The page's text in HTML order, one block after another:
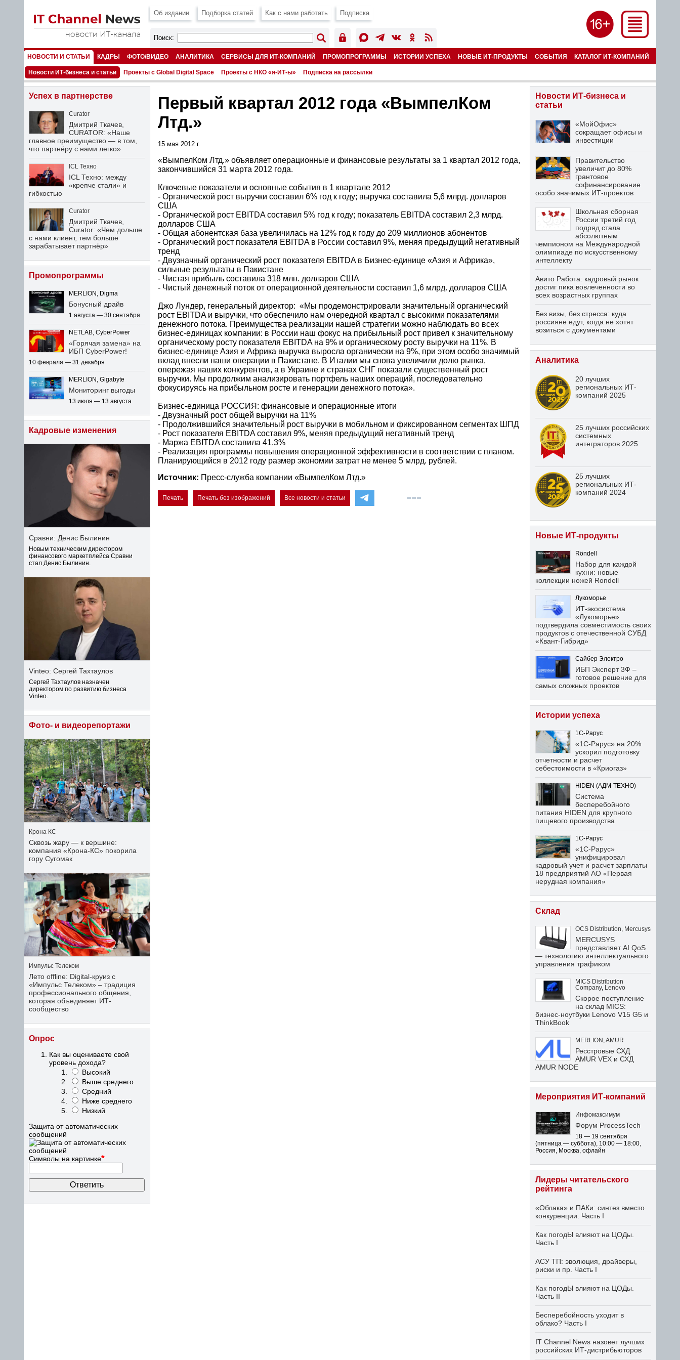
Об издании Подборка статей Как с нами работать Подписка
Поиск:
НОВОСТИ И СТАТЬИ КАДРЫ ФОТО/ВИДЕО АНАЛИТИКА СЕРВИСЫ ДЛЯ ИТ-КОМПАНИЙ ПРОМОПРОГРАММЫ ИСТОРИИ УСПЕХА НОВЫЕ ИТ-ПРОДУКТЫ СОБЫТИЯ КАТАЛОГ ИТ-КОМПАНИЙ
НОМЕРА
Новости ИТ-бизнеса и статьи Проекты с Global Digital Space Проекты с НКО «я-ИТ-ы» Подписка на рассылки
Первый квартал 2012 года «ВымпелКом
Лтд.»
15 мая 2012 г.
«ВымпелКом Лтд.» объявляет операционные и финансовые результаты за 1 квартал 2012 года,
закончившийся 31 марта 2012 года.
Ключевые показатели и основные события в 1 квартале 2012
- Органической рост выручки составил 6% год к году; выручка составила 5,6 млрд. долларов
США
- Органической рост EBITDA составил 5% год к году; показатель EBITDA составил 2,3 млрд.
долларов США
- Общая абонентская база увеличилась на 12% год к году до 209 миллионов абонентов
- Органический рост показателя EBITDA в России составил 9%, меняя предыдущий негативный
тренд
- Двузначный органический рост показателя EBITDA в Бизнес-единице «Азия и Африка»,
сильные результаты в Пакистане
- Чистая прибыль составила 318 млн. долларов США
- Чистый денежный поток от операционной деятельности составил 1,6 млрд. долларов США
Джо Лундер, генеральный директор: «Мы продемонстрировали значительный органический
рост EBITDA и выручки, что обеспечило нам очередной квартал с высокими показателями
денежного потока. Преимущества реализации нашей стратегии можно наблюдать во всех
бизнес-единицах компании: в России наш фокус на прибыльный рост привел к значительному
органическому росту показателя EBITDA на 9% и органическому росту выручки на 11%. В
бизнес-единице Азия и Африка выручка выросла органически на 9%, при этом особо значимый
вклад внесли наши операции в Пакистане. В Италии мы снова увеличили долю рынка,
опережая наших конкурентов, а в Украине и странах СНГ показали существенный рост
выручки. Мы продолжим анализировать портфель наших операций, последовательно
фокусируясь на прибыльном росте и генерации денежного потока».
Бизнес-единица РОССИЯ: финансовые и операционные итоги
- Двузначный рост общей выручки на 11%
- Продолжившийся значительный рост выручки в мобильном и фиксированном сегментах ШПД
- Рост показателя EBITDA составил 9%, меняя предыдущий негативный тренд
- Маржа EBITDA составила 41.3%
- Реализация программы повышения операционной эффективности в соответствии с планом.
Планирующийся в 2012 году размер экономии затрат не менее 5 млрд. рублей.
Источник: Пресс-служба компании «ВымпелКом Лтд.»
Печать Печать без изображений Все новости и статьи
Успех в партнерстве
Curator
Дмитрий Ткачев,
CURATOR: «Наше
главное преимущество — в том,
что партнёру с нами легко»
ICL Техно
ICL Техно: между
«крепче стали» и
гибкостью
Curator
Дмитрий Ткачев,
Curator: «Чем дольше
с нами клиент, тем больше
зарабатывает партнёр»
Промопрограммы
MERLION, Digma
Бонусный драйв
1 августа — 30 сентября
NETLAB, CyberPower
«Горячая замена» на
ИБП CyberPower!
10 февраля — 31 декабря
MERLION, Gigabyte
Мониторинг выгоды
13 июля — 13 августа
Кадровые изменения
Сравни: Денис Былинин
Новым техническим директором
финансового маркетплейса Сравни
стал Денис Былинин.
Vinteo: Сергей Тахтаулов
Сергей Тахтаулов назначен
директором по развитию бизнеса
Vinteo.
Фото- и видеорепортажи
Крона КС
Сквозь жару — к вершине:
компания «Крона‑КС» покорила
гору Сугомак
Импульс Телеком
Лето offline: Digital-круиз с
«Импульс Телеком» – традиция
профессионального общения,
которая объединяет ИТ-
сообщество
Опрос
Как вы оцениваете свой
уровень дохода?
Высокий
Выше среднего
Средний
Ниже среднего
Низкий
Защита от автоматических
сообщений
Символы на картинке*
Новости ИТ-бизнеса и
статьи
«МойОфис»
сокращает офисы и
инвестиции
Правительство
увеличит до 80%
грантовое
софинансирование
особо значимых ИТ-проектов
Школьная сборная
России третий год
подряд стала
абсолютным
чемпионом на Международной
олимпиаде по искусственному
интеллекту
Авито Работа: кадровый рынок
достиг пика вовлеченности во
всех возрастных группах
Без визы, без стресса: куда
россияне едут, когда не хотят
возиться с документами
Аналитика
20 лучших
региональных ИТ-
компаний 2025
25 лучших российских
системных
интеграторов 2025
25 лучших
региональных ИТ-
компаний 2024
Новые ИТ-продукты
Röndell
Набор для каждой
кухни: новые
коллекции ножей Rondell
Лукоморье
ИТ-экосистема
«Лукоморье»
подтвердила совместимость своих
продуктов с отечественной СУБД
«Квант-Гибрид»
Сайбер Электро
ИБП Эксперт 3Ф –
готовое решение для
самых сложных проектов
Истории успеха
1С-Рарус
«1С-Рарус» на 20%
ускорил подготовку
отчетности и расчет
себестоимости в «Криогаз»
HIDEN (АДМ-ТЕХНО)
Система
бесперебойного
питания HIDEN для крупного
пищевого производства
1С-Рарус
«1С-Рарус»
унифицировал
кадровый учет и расчет зарплаты
18 предприятий АО «Первая
нерудная компания»
Склад
OCS Distribution Mercusys
MERCUSYS
представляет AI QoS
— технологию интеллектуального
управления трафиком
MICS Distribution
Company, Lenovo
Скорое поступление
на склад MICS:
бизнес-ноутбуки Lenovo V15 G5 и
ThinkBook
MERLION AMUR
Ресстровые СХД
AMUR VEX и СХД
AMUR NODE
Мероприятия ИТ-компаний
Инфомаксимум
Форум ProcessTech
18 — 19 сентября
(пятница — суббота), 10:00 — 18:00,
Россия, Москва, офлайн
Лидеры читательского
рейтинга
«Облака» и ПАКи: синтез вместо
конкуренции. Часть I
Как погодЫ влияют на ЦОДы.
Часть I
АСУ ТП: эволюция, драйверы,
риски и пр. Часть I
Как погодЫ влияют на ЦОДы.
Часть II
Бесперебойность уходит в
облако? Часть I
IT Channel News назовет лучших
российских ИТ-дистрибьюторов